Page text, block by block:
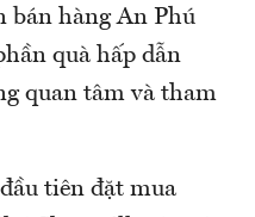
bán hàng An Phú
quà hấp dẫn
quan tâm và tham
tiên đặt mua